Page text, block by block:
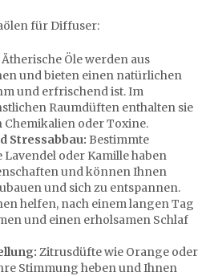
für Diffuser:
Ätherische Öle werden aus
und bieten einen natürlichen
und erfrischend ist. Im
Raumdüften enthalten sie
Chemikalien oder Toxine.
Stressabbau: Bestimmte
Lavendel oder Kamille haben
und können Ihnen
und sich zu entspannen.
helfen, nach einem langen Tag
und einen erholsamen Schlaf
Zitrusdüfte wie Orange oder
Stimmung heben und Ihnen